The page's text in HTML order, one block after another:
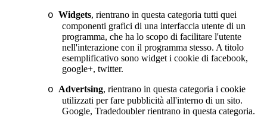
o Widgets, rientrano in questa categoria tutti quei
componenti grafici di una interfaccia utente di un
programma, che ha lo scopo di facilitare l'utente
nell'interazione con il programma stesso. A titolo
esemplificativo sono widget i cookie di facebook,
google+, twitter.
o Advertsing, rientrano in questa categoria i cookie
utilizzati per fare pubblicità all'interno di un sito.
Google, Tradedoubler rientrano in questa categoria.